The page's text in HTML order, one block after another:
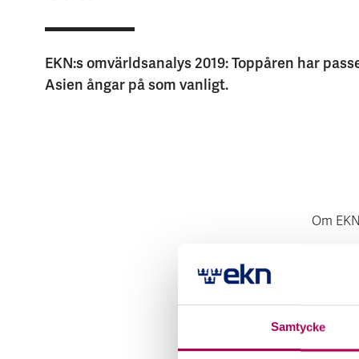
Samtycke
EKN:s omvärldsanalys 2019: Toppåren har
Asien ångar på som vanligt.
Om EKN
är en